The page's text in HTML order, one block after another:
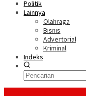
Politik
Lainnya
Olahraga
Bisnis
Advertorial
Kriminal
Indeks